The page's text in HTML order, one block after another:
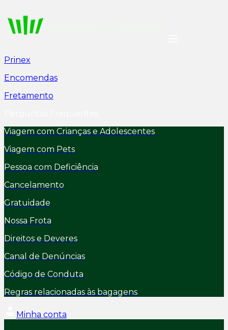
Prinex
Encomendas
Fretamento
Viagem com Crianças e Adolescentes
Viagem com Pets
Pessoa com Deficiência
Cancelamento
Gratuidade
Nossa Frota
Direitos e Deveres
Canal de Denúncias
Código de Conduta
Regras relacionadas às bagagens
Minha conta